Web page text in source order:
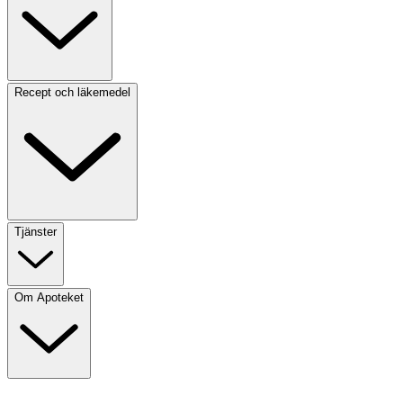
Recept och läkemedel
Tjänster
Om Apoteket